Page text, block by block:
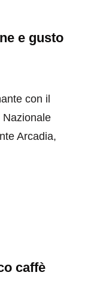
e gusto
con il
Nazionale
Arcadia,
caffè